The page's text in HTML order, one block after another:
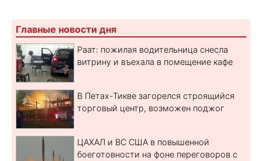
Главные новости дня
Раат: пожилая водительница снесла
витрину и въехала в помещение кафе
В Петах-Тикве загорелся строящийся
торговый центр, возможен поджог
ЦАХАЛ и ВС США в повышенной
боеготовности на фоне переговоров с